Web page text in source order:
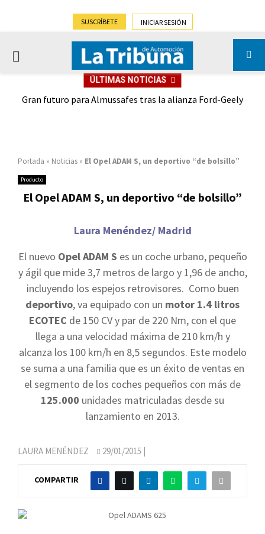
SUSCRÍBETE INICIAR SESIÓN
PRIMARY
ÚLTIMAS NOTICIAS
Gran futuro para Almussafes tras la alianza Ford-Geely
Portada » Noticias » El Opel ADAM S, un deportivo “de bolsillo”
Producto
El Opel ADAM S, un deportivo “de bolsillo”
Laura Menéndez/ Madrid
El nuevo Opel ADAM S es un coche urbano, pequeño
y ágil que mide 3,7 metros de largo y 1,96 de ancho,
incluyendo los espejos retrovisores. Como buen
deportivo, va equipado con un motor 1.4 litros
ECOTEC de 150 CV y par de 220 Nm, con el que
llega a una velocidad máxima de 210 km/h y
alcanza los 100 km/h en 8,5 segundos. Este modelo
se suma a una familia que es un éxito de ventas en
el segmento de los coches pequeños con más de
125.000 unidades matriculadas desde su
lanzamiento en 2013.
LAURA MENÉNDEZ 29/01/2015 |
COMPARTIR